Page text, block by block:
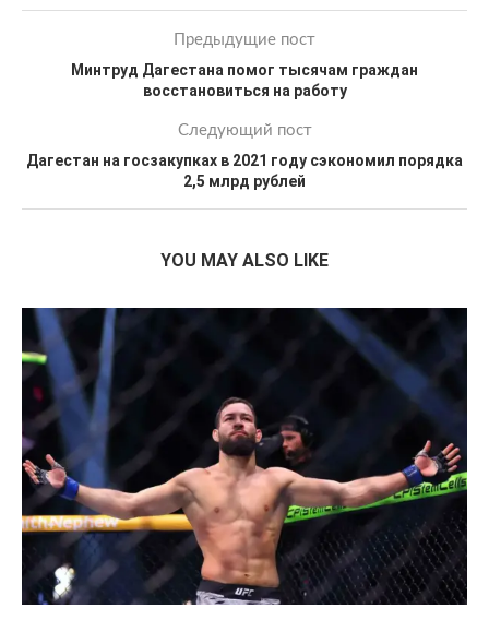
Предыдущие пост
Минтруд Дагестана помог тысячам граждан
восстановиться на работу
Следующий пост
Дагестан на госзакупках в 2021 году сэкономил порядка
2,5 млрд рублей
YOU MAY ALSO LIKE